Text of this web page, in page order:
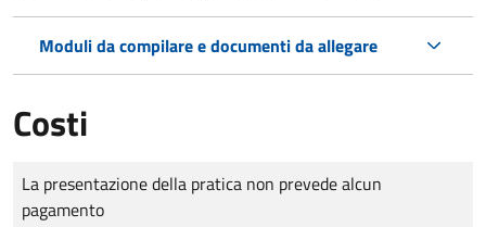
Moduli da compilare e documenti da allegare
Costi
Tipo di pagamento
Importo
La presentazione della pratica non prevede alcun
pagamento